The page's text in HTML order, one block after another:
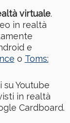
virtuale.
in realtà
e
o Toms:
Youtube
in realtà
Cardboard.